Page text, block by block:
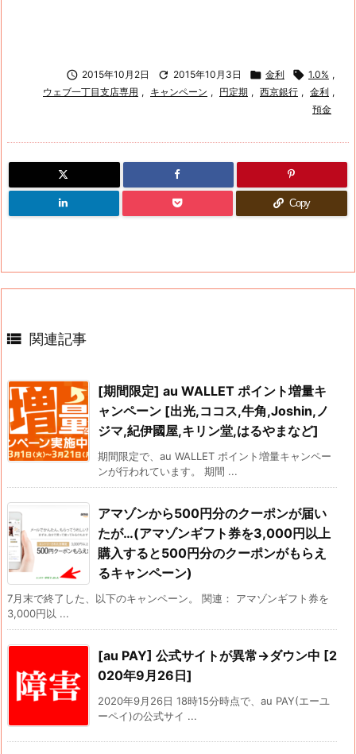
 2015年10月2日  2015年10月3日  金利  1.0% ,
ウェブ一丁目支店専用 , キャンペーン , 円定期 , 西京銀行 , 金利 ,
預金
Copy
 関連記事
[期間限定] au WALLET ポイント増量キ
ャンペーン [出光,ココス,牛角,Joshin,ノ
ジマ,紀伊國屋,キリン堂,はるやまなど]
期間限定で、au WALLET ポイント増量キャンペー
ンが行われています。 期間 ...
アマゾンから500円分のクーポンが届い
たが…(アマゾンギフト券を3,000円以上
購入すると500円分のクーポンがもらえ
るキャンペーン)
7月末で終了した、以下のキャンペーン。 関連： アマゾンギフト券を
3,000円以 ...
[au PAY] 公式サイトが異常→ダウン中 [2
020年9月26日]
2020年9月26日 18時15分時点で、au PAY(エーユ
ーペイ)の公式サイ ...